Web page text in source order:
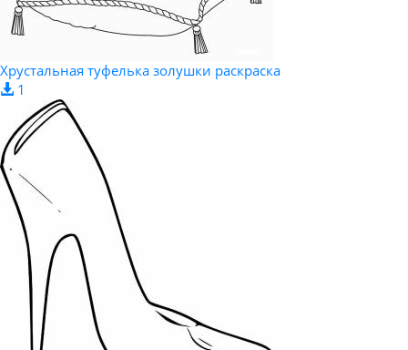
Хрустальная туфелька золушки раскраска
1